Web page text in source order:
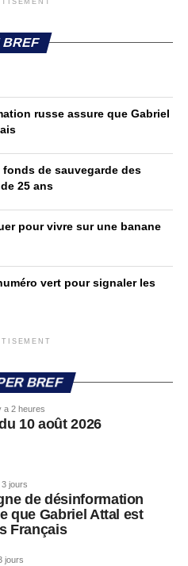
BREF
russe assure que Gabriel
de sauvegarde des
25 ans
pour vivre sur une banane
vert pour signaler les
BREF
a 2 heures
10 août 2026
3 jours
de désinformation
que Gabriel Attal est
Français
jours